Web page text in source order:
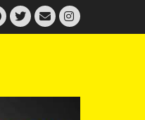
Facebook
Twitter
E-
Mail
Instagram